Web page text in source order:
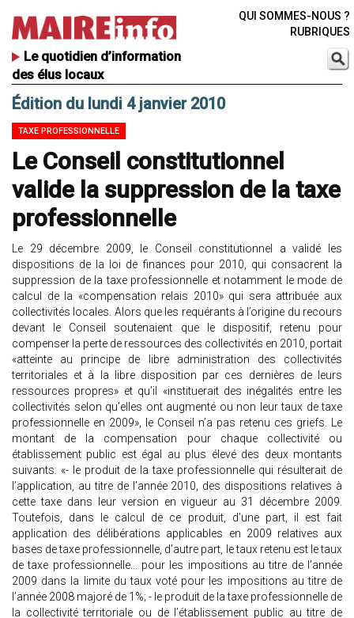
Le quotidien d’information
des élus locaux
QUI SOMMES-NOUS ?
RUBRIQUES
Édition du lundi 4 janvier 2010
TAXE PROFESSIONNELLE
Le Conseil constitutionnel
valide la suppression de la taxe
professionnelle
Le 29 décembre 2009, le Conseil constitutionnel a validé les
dispositions de la loi de finances pour 2010, qui consacrent la
suppression de la taxe professionnelle et notamment le mode de
calcul de la «compensation relais 2010» qui sera attribuée aux
collectivités locales. Alors que les requérants à l’origine du recours
devant le Conseil soutenaient que le dispositif, retenu pour
compenser la perte de ressources des collectivités en 2010, portait
«atteinte au principe de libre administration des collectivités
territoriales et à la libre disposition par ces dernières de leurs
ressources propres» et qu’il «instituerait des inégalités entre les
collectivités selon qu’elles ont augmenté ou non leur taux de taxe
professionnelle en 2009», le Conseil n’a pas retenu ces griefs. Le
montant de la compensation pour chaque collectivité ou
établissement public est égal au plus élevé des deux montants
suivants: «- le produit de la taxe professionnelle qui résulterait de
l’application, au titre de l’année 2010, des dispositions relatives à
cette taxe dans leur version en vigueur au 31 décembre 2009.
Toutefois, dans le calcul de ce produit, d’une part, il est fait
application des délibérations applicables en 2009 relatives aux
bases de taxe professionnelle, d’autre part, le taux retenu est le taux
de taxe professionnelle... pour les impositions au titre de l’année
2009 dans la limite du taux voté pour les impositions au titre de
l’année 2008 majoré de 1%; - le produit de la taxe professionnelle de
la collectivité territoriale ou de l’établissement public au titre de